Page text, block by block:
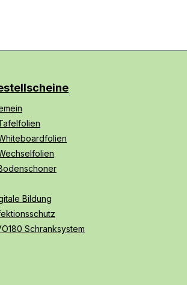
Bildung
Schranksystem